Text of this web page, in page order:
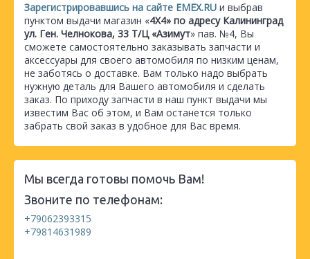
Зарегистрировавшись на сайте EMEX.RU и выбрав
пунктом выдачи магазин «4Х4» по адресу Калининград
ул. Ген. Челнокова, 33 Т/Ц «Азимут» пав. №4, Вы
сможете самостоятельно заказывать запчасти и
аксессуары для своего автомобиля по низким ценам,
не заботясь о доставке. Вам только надо выбрать
нужную деталь для Вашего автомобиля и сделать
заказ. По приходу запчасти в наш пункт выдачи мы
известим Вас об этом, и Вам останется только
забрать свой заказ в удобное для Вас время.
Мы всегда готовы помочь Вам!
Звоните по телефонам:
+79062393315
+79814631989